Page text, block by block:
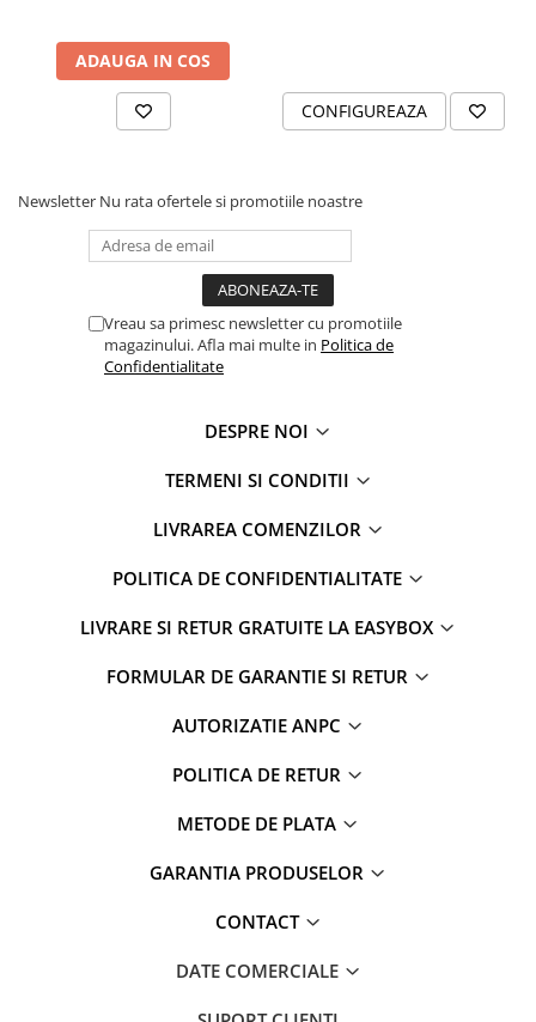
ADAUGA IN COS
CONFIGUREAZA
Newsletter Nu rata ofertele si promotiile noastre
Vreau sa primesc newsletter cu promotiile
magazinului. Afla mai multe in Politica de
Confidentialitate
DESPRE NOI
TERMENI SI CONDITII
LIVRAREA COMENZILOR
POLITICA DE CONFIDENTIALITATE
LIVRARE SI RETUR GRATUITE LA EASYBOX
FORMULAR DE GARANTIE SI RETUR
AUTORIZATIE ANPC
POLITICA DE RETUR
METODE DE PLATA
GARANTIA PRODUSELOR
CONTACT
DATE COMERCIALE